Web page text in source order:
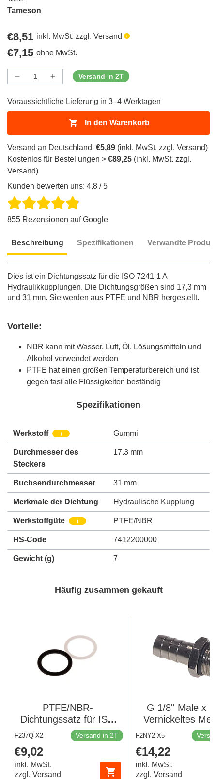
Tameson
Regulärer
Preis
€8,51 inkl. MwSt. zzgl. Versand
Regulärer
Preis
€7,15 ohne MwSt.
Menge
Menge
verringern
ProductDrop
Menge
erhöhen
ProductDrop
Versand in 2T
Voraussichtliche Lieferung in 3–4 Werktagen
In den Warenkorb
Versand an Deutschland: €5,89 (inkl. MwSt. zzgl. Versand)
Kostenlos für Bestellungen > €89,25 (inkl. MwSt. zzgl.
Versand)
Kunden bewerten uns: 4.8 / 5
855 Rezensionen auf Google
Beschreibung Spezifikationen Verwandte
Dies ist ein Dichtungssatz für die ISO 7241-1 A
Hydraulikkupplungen. Die Dichtungsgrößen sind 17,3 mm
und 31 mm. Sie werden aus PTFE und NBR hergestellt.
Vorteile:
NBR kann mit Wasser, Luft, Öl, Lösungsmitteln und
Alkohol verwendet werden
PTFE hat einen großen Temperaturbereich und ist
gegen fast alle Flüssigkeiten beständig
Spezifikationen
Werkstoff i Gummi
Durchmesser des
Steckers
17.3 mm
Buchsendurchmesser 31 mm
Merkmale der Dichtung Hydraulische Kupplung
Werkstoffgüte i PTFE/NBR
HS-Code 7412200000
Gewicht (g) 7
Häufig zusammen gekauft
PTFE/NBR-
Dichtungssatz für ISO
7241-1 A
Hydraulikkupplung (16
mm und 31 mm) [2
F237Q-X2 Versand in 2T
Regulärer
Preis
€9,02
inkl. MwSt.
zzgl. Versand
G 1/8'' Male x
Vernickeltes
NBR Dichtung 30
F2NY2-X5
Regulärer
Preis
€14,22
inkl. MwSt.
zzgl. Versand